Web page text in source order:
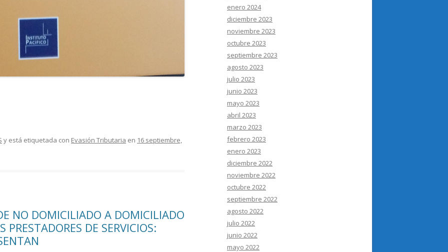
y está etiquetada con Evasión Tributaria en 16 septiembre,
NO DOMICILIADO A DOMICILIADO
PRESTADORES DE SERVICIOS:
enero 2024
diciembre 2023
noviembre 2023
octubre 2023
septiembre 2023
agosto 2023
julio 2023
junio 2023
mayo 2023
abril 2023
marzo 2023
febrero 2023
enero 2023
diciembre 2022
noviembre 2022
octubre 2022
septiembre 2022
agosto 2022
julio 2022
junio 2022
mayo 2022